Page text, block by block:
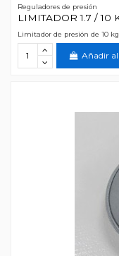
Reguladores de presión
LIMITADOR 1.7 / 10
Limitador de presión de 10
Añadir